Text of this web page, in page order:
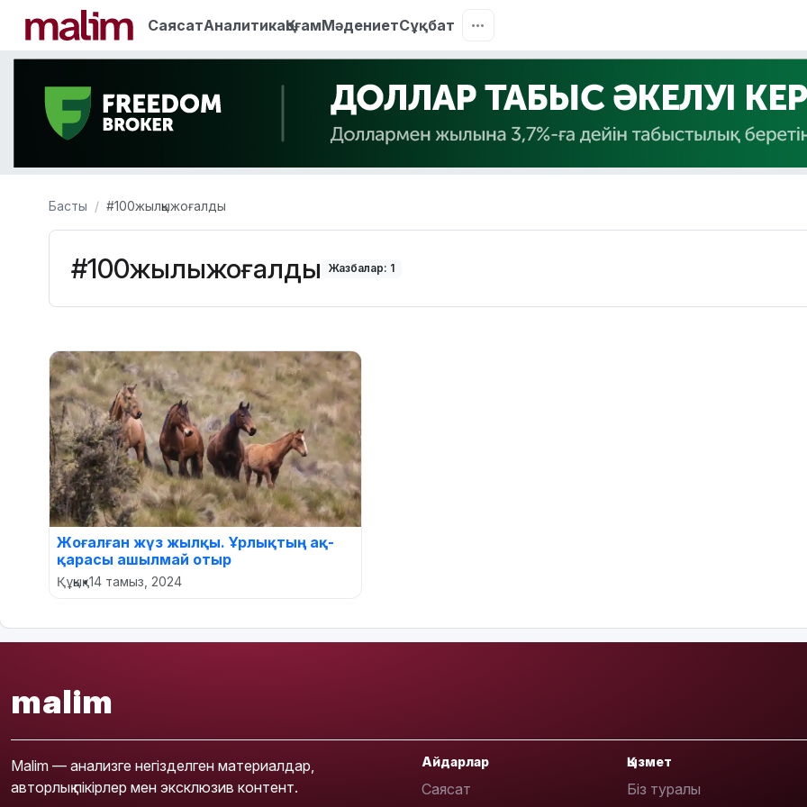
СаясатАналитикаҚоғамМәдениетСұқбат
Басты #100жылқыжоғалды
#100жылқыжоғалды Жазбалар: 1
Жоғалған жүз жылқы. Ұрлықтың ақ-
қарасы ашылмай отыр
Құқық•14 тамыз, 2024
malim
Malim — анализге негізделген материалдар,
авторлық пікірлер мен эксклюзив контент.
Айдарлар
Саясат
Қызмет
Біз туралы